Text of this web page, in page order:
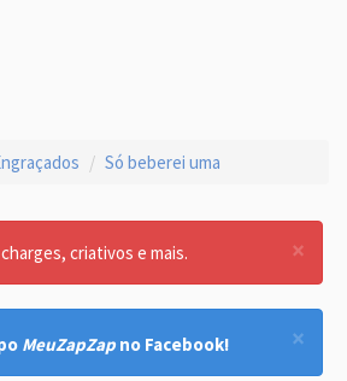
Só beberei uma
×
criativos e mais.
×
MeuZapZap no Facebook!